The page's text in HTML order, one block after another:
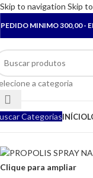
Skip to navigation Skip
PEDIDO MINIMO 300,00 -
a categoria
CategoriasINÍCIO
Clique para ampliar